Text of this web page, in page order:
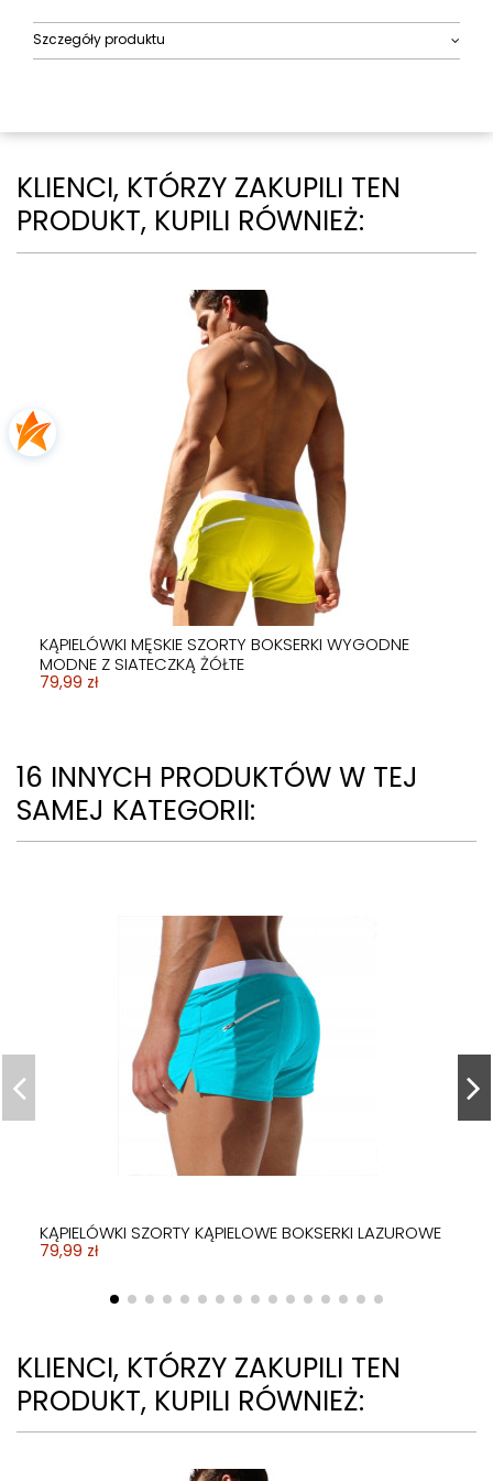
Szczegóły produktu
KLIENCI, KTÓRZY ZAKUPILI TEN
PRODUKT, KUPILI RÓWNIEŻ:
KĄPIELÓWKI MĘSKIE SZORTY BOKSERKI WYGODNE
MODNE Z SIATECZKĄ ŻÓŁTE
79,99 zł
16 INNYCH PRODUKTÓW W TEJ
SAMEJ KATEGORII:
KĄPIELÓWKI SZORTY KĄPIELOWE BOKSERKI LAZUROWE
79,99 zł
KLIENCI, KTÓRZY ZAKUPILI TEN
PRODUKT, KUPILI RÓWNIEŻ: